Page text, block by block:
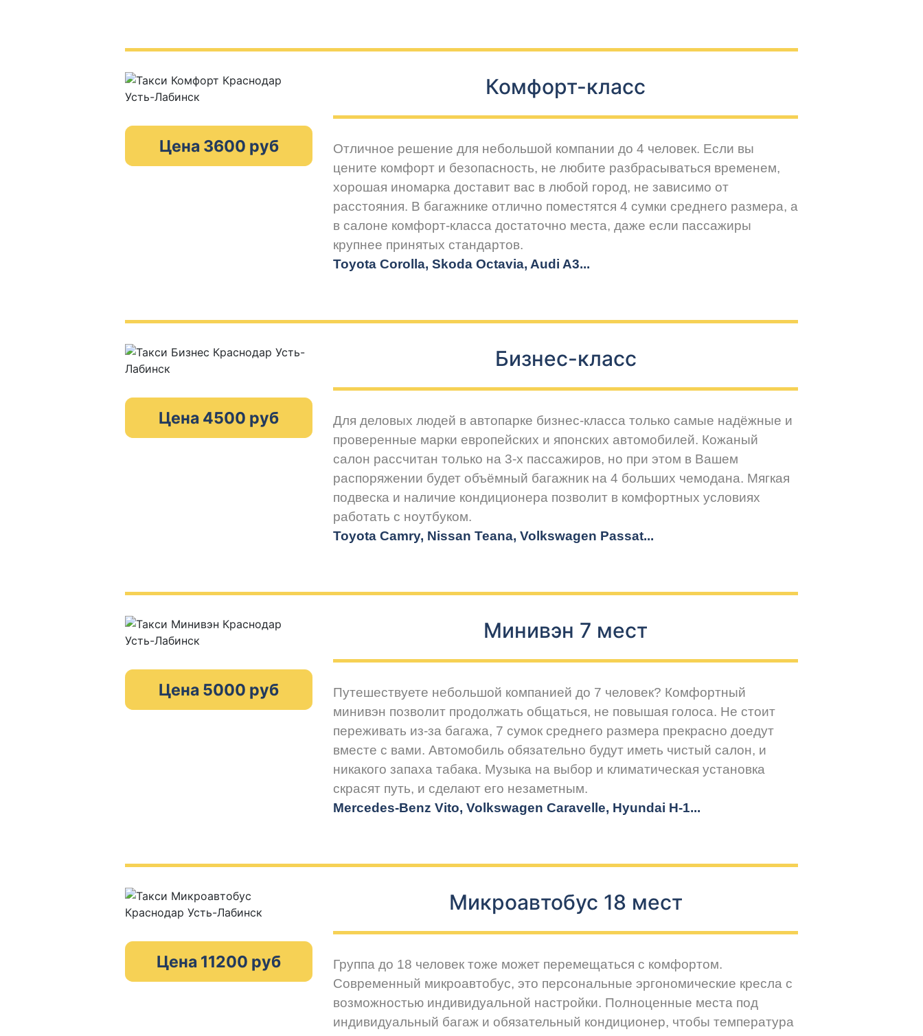
Цена 3600 руб
Комфорт-класс
Отличное решение для небольшой компании до 4 человек. Если вы
цените комфорт и безопасность, не любите разбрасываться временем,
хорошая иномарка доставит вас в любой город, не зависимо от
расстояния. В багажнике отлично поместятся 4 сумки среднего размера, а
в салоне комфорт-класса достаточно места, даже если пассажиры
крупнее принятых стандартов.
Toyota Corolla, Skoda Octavia, Audi A3...
Цена 4500 руб
Бизнес-класс
Для деловых людей в автопарке бизнес-класса только самые надёжные и
проверенные марки европейских и японских автомобилей. Кожаный
салон рассчитан только на 3-х пассажиров, но при этом в Вашем
распоряжении будет объёмный багажник на 4 больших чемодана. Мягкая
подвеска и наличие кондиционера позволит в комфортных условиях
работать с ноутбуком.
Toyota Camry, Nissan Teana, Volkswagen Passat...
Цена 5000 руб
Минивэн 7 мест
Путешествуете небольшой компанией до 7 человек? Комфортный
минивэн позволит продолжать общаться, не повышая голоса. Не стоит
переживать из-за багажа, 7 сумок среднего размера прекрасно доедут
вместе с вами. Автомобиль обязательно будут иметь чистый салон, и
никакого запаха табака. Музыка на выбор и климатическая установка
скрасят путь, и сделают его незаметным.
Mercedes-Benz Vito, Volkswagen Caravelle, Hyundai H-1...
Цена 11200 руб
Микроавтобус 18 мест
Группа до 18 человек тоже может перемещаться с комфортом.
Современный микроавтобус, это персональные эргономические кресла с
возможностью индивидуальной настройки. Полноценные места под
индивидуальный багаж и обязательный кондиционер, чтобы температура